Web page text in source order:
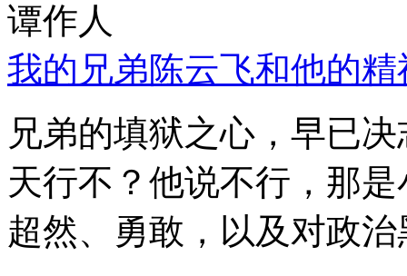
谭作人
我的兄弟陈云飞和他的
兄弟的填狱之心，早已
天行不？他说不行，那
超然、勇敢，以及对政